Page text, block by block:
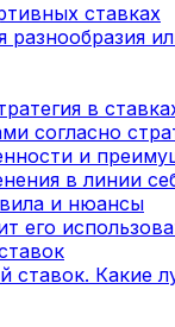
ставках
в
согласно
и
в линии
и нюансы
его
ставок. Какие